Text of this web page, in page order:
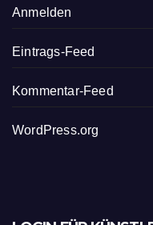
Anmelden
Eintrags-Feed
Kommentar-Feed
WordPress.org